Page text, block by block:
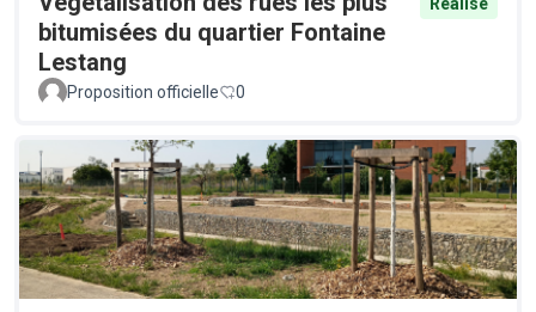
bitumisées du quartier Fontaine
Lestang
Réalisé
Proposition officielle 0